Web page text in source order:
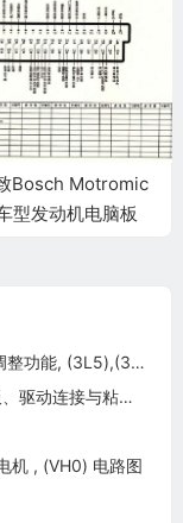
Bosch Motromic
型发动机电脑板
自 2018 年 6 月起 电路图
连接与粘接密封
机 , (VH0) 电路图